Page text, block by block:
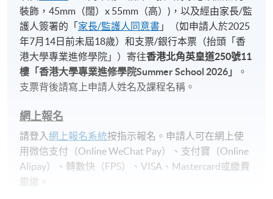
裝飾，45mm（闊）x 55mm（高）)，以及經由家長/監
護人簽署的「 家長/監護人同意書 」（如申請人於2025
年7月14日前未屆18歲）和支票/銀行本票（抬頭「香
港大學專業進修學院」）寄往香港北角英皇道250號11
樓「香港大學專業進修學院Summer School 2026 」
。
支票背後請寫上申請人姓名及課程名稱。
網上報名
請登入 網上報名系統按指示報名。申請人可在網上使
用微信支付（Online WeChat Pay）、支付寶（Online
Alipay）、轉數快（FPS）、VISA、Mastercard或繳費
靈繳。